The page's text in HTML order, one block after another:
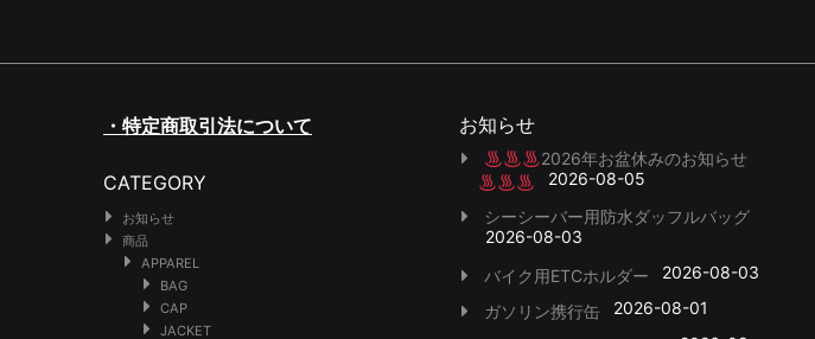
・特定商取引法について
CATEGORY
お知らせ
商品
APPAREL
BAG
CAP
JACKET
お知らせ
2026年お盆休みのお知らせ
2026-08-05
シーシーバー用防水ダッフルバッグ
2026-08-03
バイク用ETCホルダー
2026-08-03
ガソリン携行缶
2026-08-01